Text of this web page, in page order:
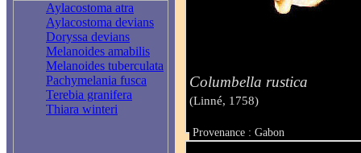
Aylacostoma atra
Aylacostoma devians
Doryssa devians
Melanoides amabilis
Melanoides tuberculata
Pachymelania fusca
Terebia granifera
Thiara winteri
Columbella rustica
(Linné, 1758)
Provenance : Gabon
Taille : 14.7 mm